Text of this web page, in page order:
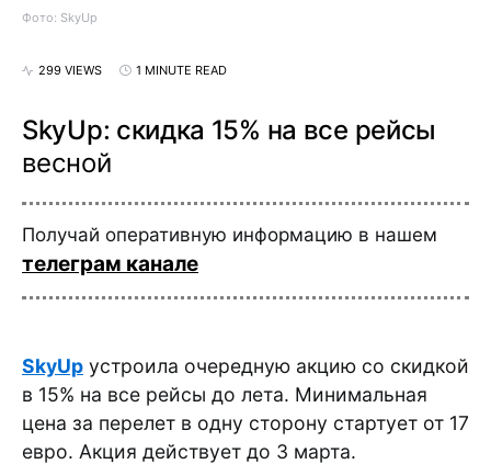
Фото: SkyUp
299 VIEWS 1 MINUTE READ
SkyUp: скидка 15% на все рейсы
весной
Получай оперативную информацию в нашем
телеграм канале
SkyUp устроила очередную акцию со скидкой
в 15% на все рейсы до лета. Минимальная
цена за перелет в одну сторону стартует от 17
евро. Акция действует до 3 марта.